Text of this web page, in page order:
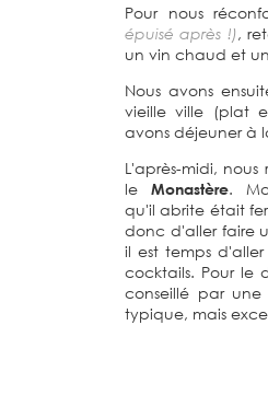
Pour nous
épuisé après !),
un vin chaud et
Nous avons
vieille ville (plat
avons déjeuner à
L'après-midi,
le Monastère.
qu'il abrite était
donc d'aller faire
il est temps
cocktails. Pour le
conseillé par
typique, mais